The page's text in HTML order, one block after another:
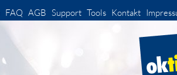
FAQ AGB Support Tools Kontakt